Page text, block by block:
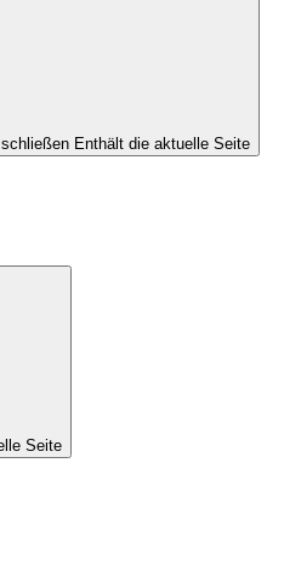
Enthält die aktuelle Seite
Seite